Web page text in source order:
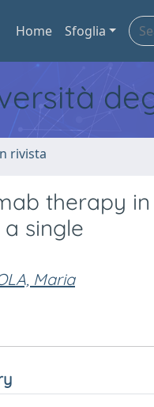
Home Sfoglia
rivista
therapy in
single
Maria